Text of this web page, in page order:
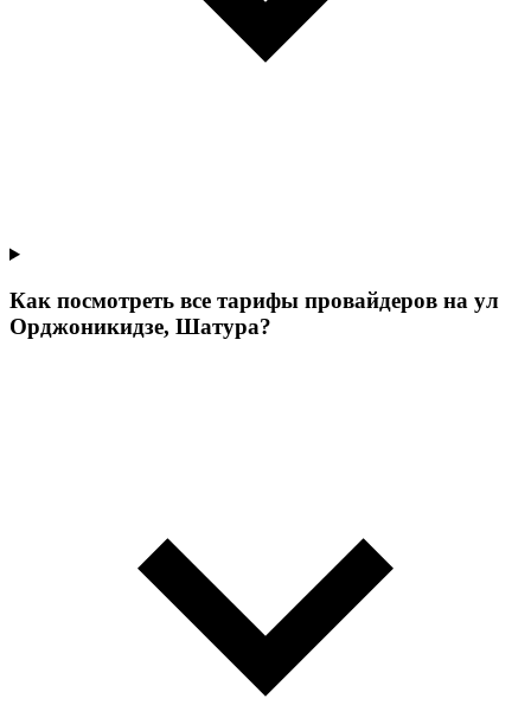
Как посмотреть все тарифы провайдеров на ул
Орджоникидзе, Шатура?